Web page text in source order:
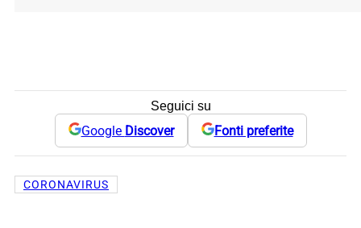
Seguici su
Google Discover Fonti preferite
CORONAVIRUS